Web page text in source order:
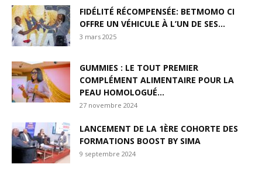
FIDÉLITÉ RÉCOMPENSÉE: BETMOMO CI
OFFRE UN VÉHICULE À L’UN DE SES...
3 mars 2025
GUMMIES : LE TOUT PREMIER
COMPLÉMENT ALIMENTAIRE POUR LA
PEAU HOMOLOGUÉ...
27 novembre 2024
LANCEMENT DE LA 1ÈRE COHORTE DES
FORMATIONS BOOST BY SIMA
9 septembre 2024